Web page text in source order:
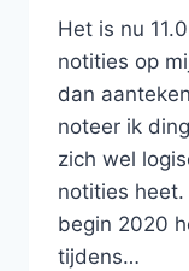
Het is nu
notities op
dan
noteer ik
zich wel
notities
begin 2020
tijdens…